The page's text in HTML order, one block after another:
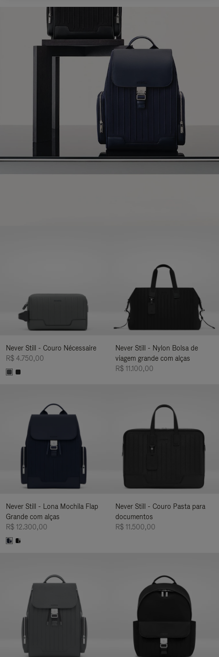
Never Still - Couro Nécessaire
R$ 4.750,00
Never Still - Nylon Bolsa de
viagem grande com alças
R$ 11.100,00
Never Still - Lona Mochila Flap
Grande com alças
R$ 12.300,00
Never Still - Couro Pasta para
documentos
R$ 11.500,00